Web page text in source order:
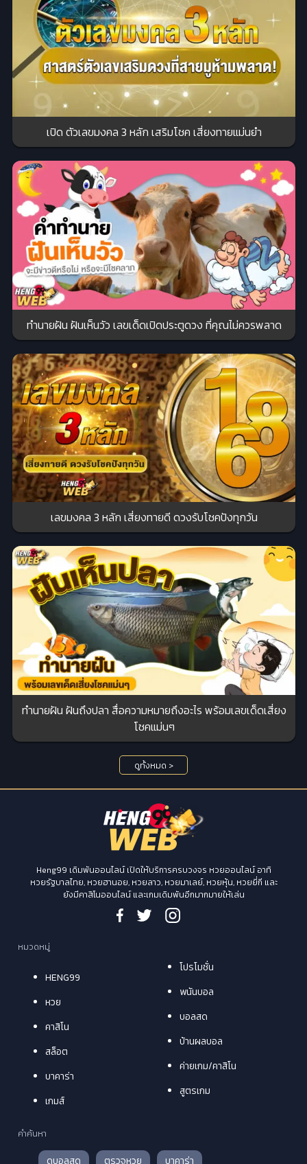
เปิด ตัวเลขมงคล 3 หลัก เสริมโชค เสี่ยงทายแม่นยำ
ทำนายฝัน ฝันเห็นวัว เลขเด็ดเปิดประตูดวง ที่คุณไม่ควรพลาด
เลขมงคล 3 หลัก เสี่ยงทายดี ดวงรับโชคปังทุกวัน
ทำนายฝัน ฝันถึงปลา สื่อความหมายถึงอะไร พร้อมเลขเด็ดเสี่ยง
โชคแม่นๆ
ดูทั้งหมด >
Heng99 เดิมพันออนไลน์ เปิดให้บริการครบวงจร หวยออนไลน์ อาทิ
หวยรัฐบาลไทย, หวยฮานอย, หวยลาว, หวยมาเลย์, หวยหุ้น, หวยยี่กี และ
ยังมีคาสิโนออนไลน์ และเกมเดิมพันอีกมากมายให้เล่น
หมวดหมู่
HENG99
หวย
คาสิโน
สล็อต
บาคาร่า
เกมส์
โปรโมชั่น
พนันบอล
บอลสด
บ้านผลบอล
ค่ายเกม/คาสิโน
สูตรเกม
คำค้นหา
ดูบอลสด ตรวจหวย บาคาร่า